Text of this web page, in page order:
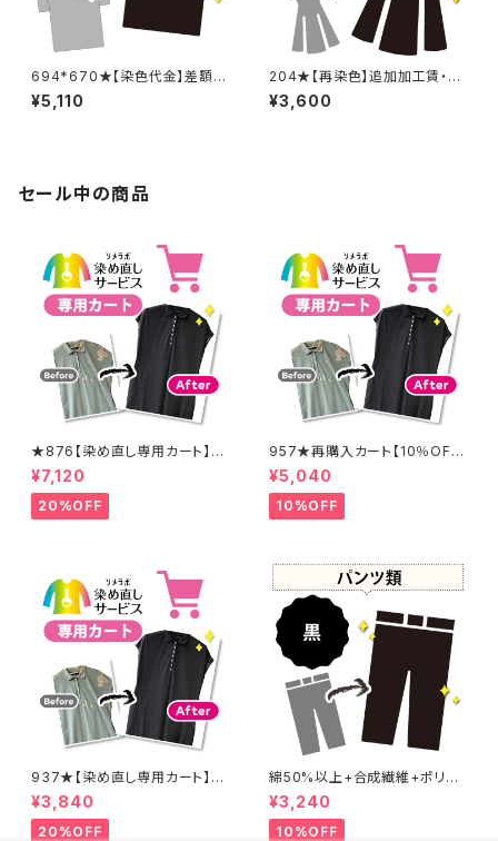
694*670★【染色代金】差額追
加加工賃
¥5,110
204★【再染色】追加加工賃・黒
染め
¥3,600
セール中の商品
★876【染め直し専用カート】8
900円
¥7,120
20%OFF
957★再購入カート【10％OF
F】
¥5,040
10%OFF
937★【染め直し専用カート】4
800円
¥3,840
20%OFF
綿50%以上+合成繊維+ポリウ
レタン 黒染め パンツ 【元色：
黒】 -染め直し[漆黒 - Black]4
01-0076
¥3,240
10%OFF